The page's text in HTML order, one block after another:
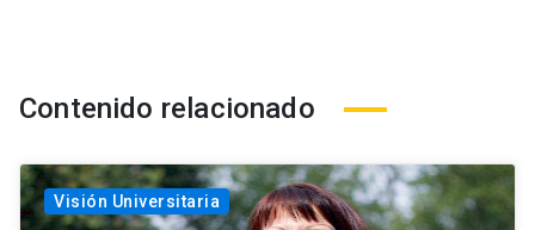
Contenido relacionado
Visión Universitaria